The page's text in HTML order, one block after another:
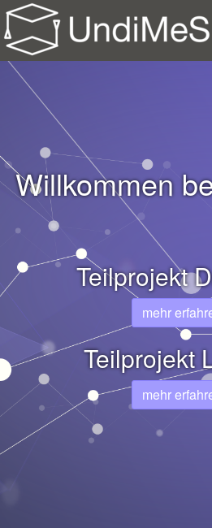
Willkommen
Teilprojekt
mehr
Teilprojekt
mehr